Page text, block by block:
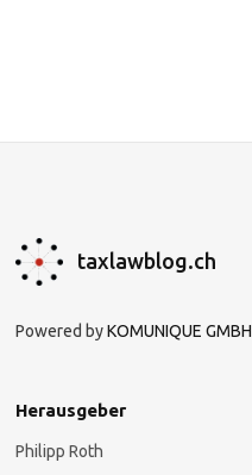
taxlawblog.ch
Powered byKOMUNIQUE GMBH
Herausgeber
Philipp Roth